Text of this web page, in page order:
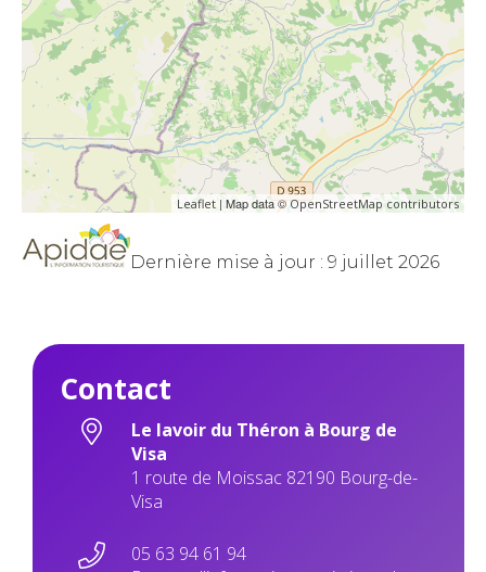
Leaflet | Map data ©OpenStreetMap contributors
Dernière mise à jour : 9 juillet 2026
Contact
Le lavoir du Théron à Bourg de
Visa
1 route de Moissac 82190 Bourg-de-
Visa
05 63 94 61 94